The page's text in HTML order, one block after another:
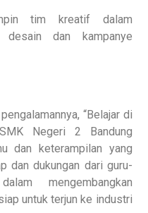
tim kreatif dalam
desain dan kampanye
“Belajar di
Negeri 2 Bandung
dan keterampilan yang
dan dukungan dari guru-
mengembangkan
untuk terjun ke industri